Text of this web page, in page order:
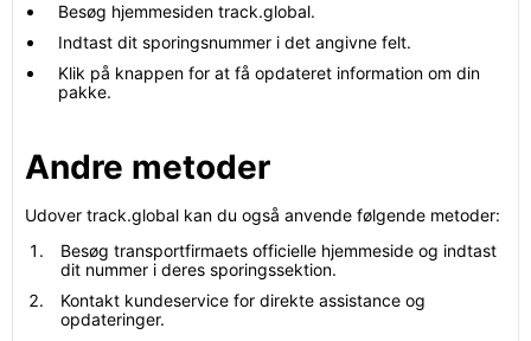
Besøg hjemmesiden track.global.
Indtast dit sporingsnummer i det angivne felt.
Klik på knappen for at få opdateret information om din
pakke.
Andre metoder
Udover track.global kan du også anvende følgende metoder:
Besøg transportfirmaets officielle hjemmeside og indtast
dit nummer i deres sporingssektion.
Kontakt kundeservice for direkte assistance og
opdateringer.